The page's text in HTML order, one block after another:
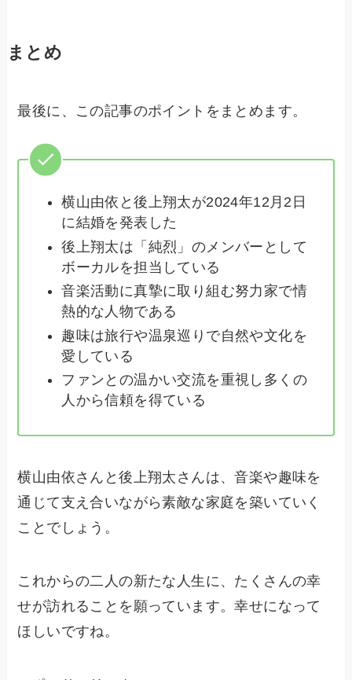
まとめ
最後に、この記事のポイントをまとめます。
横山由依と後上翔太が2024年12月2日
に結婚を発表した
後上翔太は「純烈」のメンバーとして
ボーカルを担当している
音楽活動に真摯に取り組む努力家で情
熱的な人物である
趣味は旅行や温泉巡りで自然や文化を
愛している
ファンとの温かい交流を重視し多くの
人から信頼を得ている
横山由依さんと後上翔太さんは、音楽や趣味を
通じて支え合いながら素敵な家庭を築いていく
ことでしょう。
これからの二人の新たな人生に、たくさんの幸
せが訪れることを願っています。幸せになって
ほしいですね。